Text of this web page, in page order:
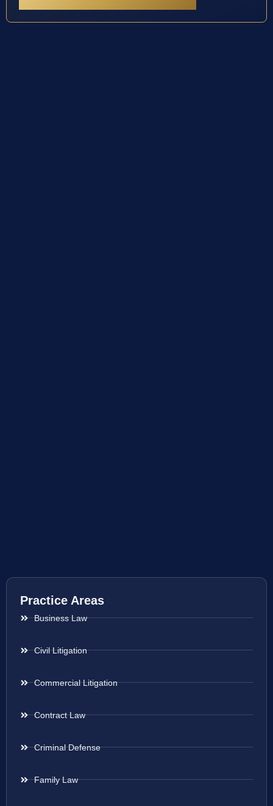
Practice Areas
Business Law
Civil Litigation
Commercial Litigation
Contract Law
Criminal Defense
Family Law